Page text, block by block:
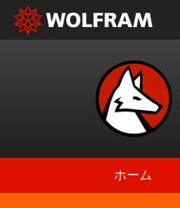
ホーム